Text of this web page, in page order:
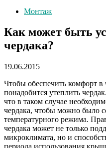
Монтаж
Как может быть
чердака?
19.06.2015
Чтобы обеспечить комфорт
понадобится утеплить
что в таком случае
чердака, чтобы можно было
температурного режима.
чердака может не только
микроклимата, но и